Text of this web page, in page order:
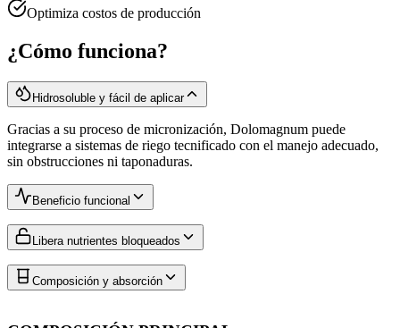
Optimiza costos de producción
¿Cómo funciona?
Hidrosoluble y fácil de aplicar
Gracias a su proceso de micronización, Dolomagnum puede
integrarse a sistemas de riego tecnificado con el manejo adecuado,
sin obstrucciones ni taponaduras.
Beneficio funcional
Libera nutrientes bloqueados
Composición y absorción